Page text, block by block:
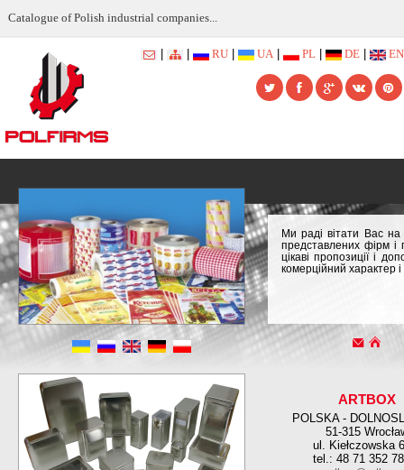
Catalogue of Polish industrial companies...
RU UA PL DE EN
Ми раді вітати Вас на
представлених фірм і
цікаві пропозиції і
комерційний характер
ARTBOX
POLSKA -
51-315
ul. Kiełczowska
tel.: 48 71 352